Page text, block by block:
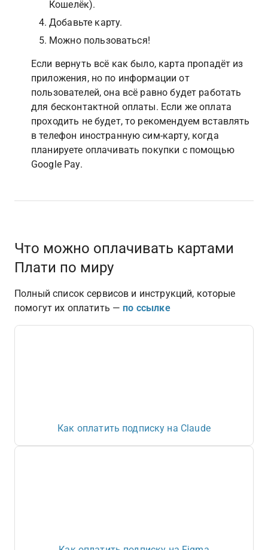
Кошелёк).
Добавьте карту.
Можно пользоваться!
Если вернуть всё как было, карта пропадёт из
приложения, но по информации от
пользователей, она всё равно будет работать
для бесконтактной оплаты. Если же оплата
проходить не будет, то рекомендуем вставлять
в телефон иностранную сим-карту, когда
планируете оплачивать покупки с помощью
Google Pay.
Что можно оплачивать картами
Плати по миру
Полный список сервисов и инструкций, которые
помогут их оплатить — по ссылке
Как оплатить подписку на Claude